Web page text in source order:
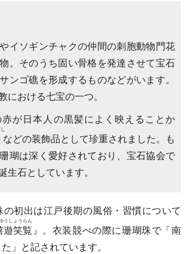
イソギンチャクの仲間の刺胞動物門花
。そのうち固い骨格を発達させて宝石
ンゴ礁を形成するものなどがいます。
における七宝の一つ。
が日本人の黒髪によく映えることか
などの装飾品として珍重されました。も
瑚は深く愛好されており、宝石協会で
生石としています。
の初出は江戸後期の風俗・習慣について
遊笑覧
うしょうらん
』。衣装競べの際に珊瑚珠で「南
」と記されています。